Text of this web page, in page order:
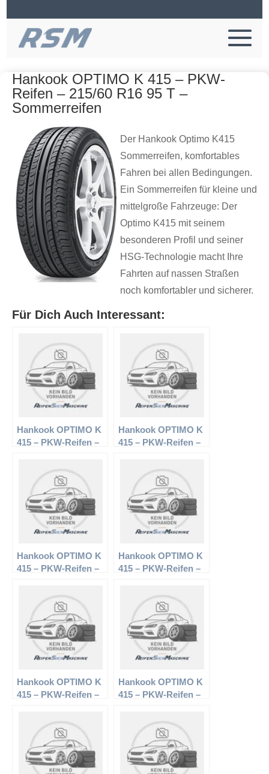
Hankook OPTIMO K 415 – PKW-
Reifen – 215/60 R16 95 T –
Sommerreifen
Der Hankook Optimo K415
Sommerreifen, komfortables
Fahren bei allen Bedingungen.
Ein Sommerreifen für kleine und
mittelgroße Fahrzeuge: Der
Optimo K415 mit seinem
besonderen Profil und seiner
HSG-Technologie macht Ihre
Fahrten auf nassen Straßen
noch komfortabler und sicherer.
Für Dich Auch Interessant:
Hankook OPTIMO K
415 – PKW-Reifen –
Hankook OPTIMO K
415 – PKW-Reifen –
Hankook OPTIMO K
415 – PKW-Reifen –
Hankook OPTIMO K
415 – PKW-Reifen –
Hankook OPTIMO K
415 – PKW-Reifen –
Hankook OPTIMO K
415 – PKW-Reifen –